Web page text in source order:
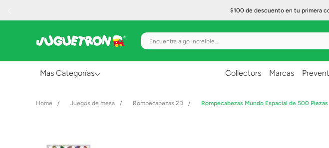
$100 de descuento en tu primera
Encuentra algo increíble...
Mas Categorías Collectors Marcas
Juegos de mesa Rompecabezas 2D Rompecabezas Mundo Espacial de 500 Piezas